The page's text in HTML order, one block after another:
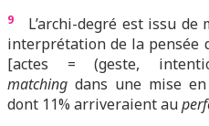
9
L’archi-degré est issu de
interprétation de la pensée
[actes = (geste,
matching dans une mise
dont 11% arriveraient au